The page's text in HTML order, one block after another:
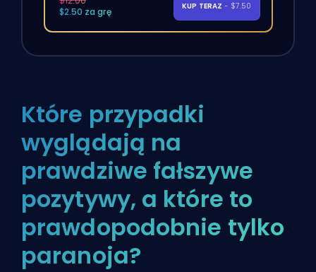
$2.50 za grę
KUP TERAZ - $7.50
Które przypadki
wyglądają na
prawdziwe fałszywe
pozytywy, a które to
prawdopodobnie tylko
paranoja?